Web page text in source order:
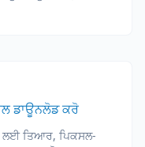
ਡਾਊਨਲੋਡ ਕਰੋ
ਲਈ ਤਿਆਰ, ਪਿਕਸਲ-